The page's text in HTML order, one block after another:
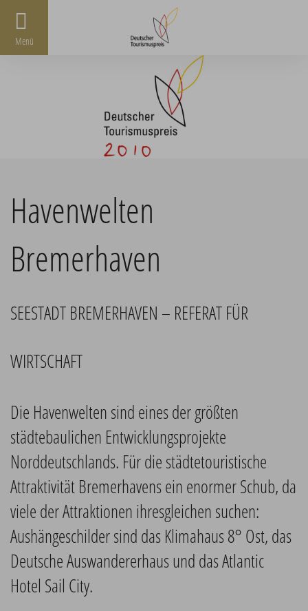
Menü
Havenwelten
Bremerhaven
SEESTADT BREMERHAVEN – REFERAT FÜR
WIRTSCHAFT
Die Havenwelten sind eines der größten
städtebaulichen Entwicklungsprojekte
Norddeutschlands. Für die städtetouristische
Attraktivität Bremerhavens ein enormer Schub, da
viele der Attraktionen ihresgleichen suchen:
Aushängeschilder sind das Klimahaus 8° Ost, das
Deutsche Auswandererhaus und das Atlantic
Hotel Sail City.